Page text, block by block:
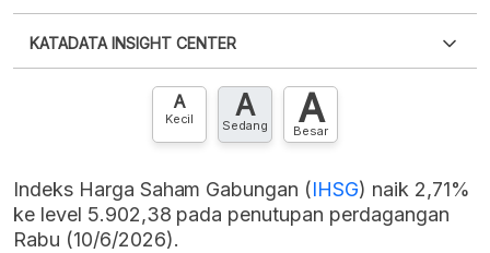
XLS
punya akun?Silakan Daftar sekarang
KATADATA INSIGHT CENTER
Hubungi sekarang »
A
Kecil A
Sedang A
Besar
Indeks Harga Saham Gabungan (IHSG) naik 2,71%
ke level 5.902,38 pada penutupan perdagangan
Rabu (10/6/2026).